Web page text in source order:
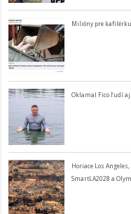
Milióny pre
Oklamal Fico ľudí aj
Horiace Los
SmartLA2028 a